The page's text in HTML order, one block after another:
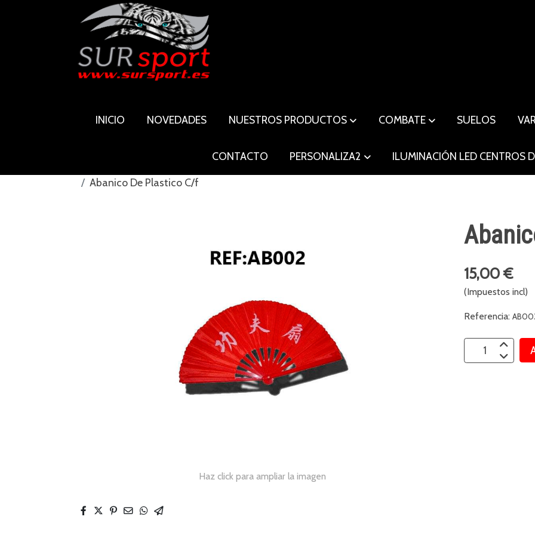
INICIO NOVEDADES NUESTROS PRODUCTOS COMBATE SUELOS
CONTACTO PERSONALIZA2 ILUMINACIÓN LED CENTROS
Abanico De Plastico C/f
Haz click para ampliar la imagen
15,00 €
(Impuestos incl)
Referencia: